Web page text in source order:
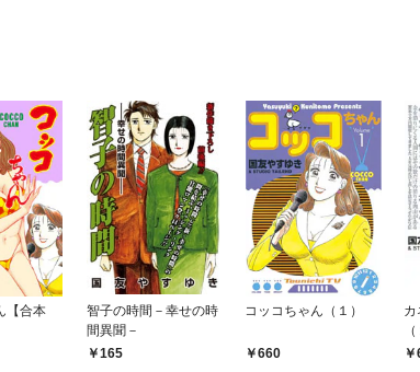
【合本
智子の時間－幸せの時
間異聞－
165
コッコちゃん（１）
660
カ